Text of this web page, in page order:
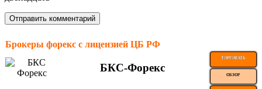
Брокеры форекс с лицензией ЦБ РФ
БКС-Форекс
ТОРГОВАТЬ
ОБЗОР